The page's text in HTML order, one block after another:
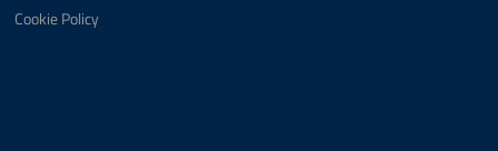
Cookie Policy